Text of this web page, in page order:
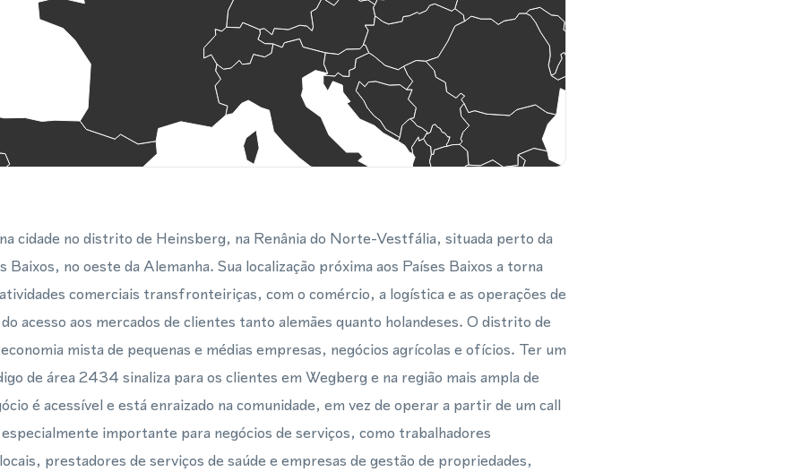
cidade no distrito de Heinsberg, na Renânia do Norte-Vestfália, situada perto da
no oeste da Alemanha. Sua localização próxima aos Países Baixos a torna
comerciais transfronteiriças, com o comércio, a logística e as operações de
acesso aos mercados de clientes tanto alemães quanto holandeses. O distrito de
mista de pequenas e médias empresas, negócios agrícolas e ofícios. Ter um
de área 2434 sinaliza para os clientes em Wegberg e na região mais ampla de
é acessível e está enraizado na comunidade, em vez de operar a partir de um call
importante para negócios de serviços, como trabalhadores
prestadores de serviços de saúde e empresas de gestão de propriedades,